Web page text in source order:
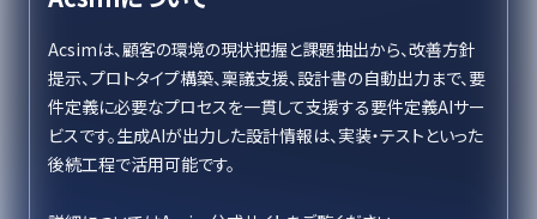
Acsimは、顧客の環境の現状把握と課題抽出から、改善方針
提示、プロトタイプ構築、稟議支援、設計書の自動出力まで、要
件定義に必要なプロセスを一貫して支援する要件定義AIサー
ビスです。生成AIが出力した設計情報は、実装・テストといった
後続工程で活用可能です。